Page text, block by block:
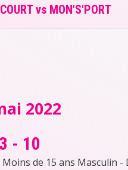
vs MON'S'PORT
2022
- 10
Moins de 15 ans Masculin